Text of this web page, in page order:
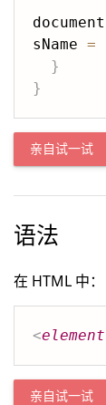
document
sName =
}
}
亲自试一试
语法
在 HTML 中：
<element
亲自试一试